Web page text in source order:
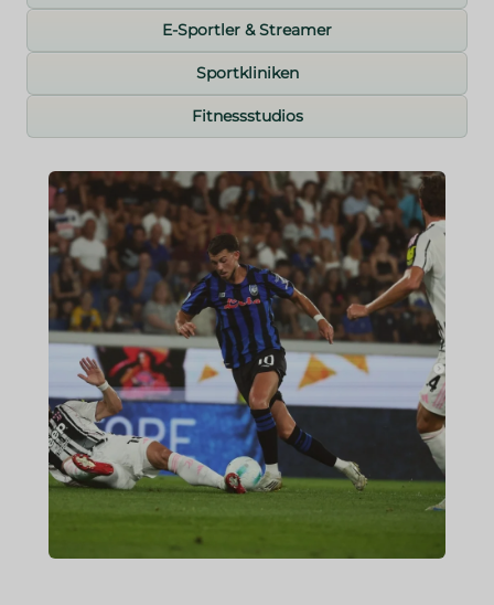
E-Sportler & Streamer
Sportkliniken
Fitnessstudios